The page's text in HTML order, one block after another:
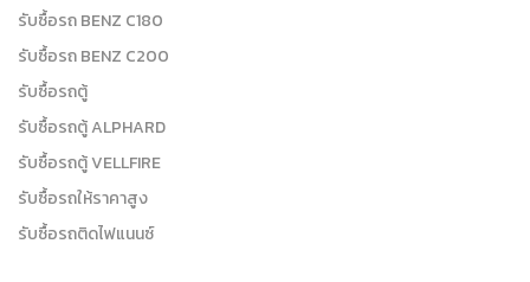
รับซื้อรถ BENZ C180
รับซื้อรถ BENZ C200
รับซื้อรถตู้
รับซื้อรถตู้ ALPHARD
รับซื้อรถตู้ VELLFIRE
รับซื้อรถให้ราคาสูง
รับซื้อรถติดไฟแนนซ์